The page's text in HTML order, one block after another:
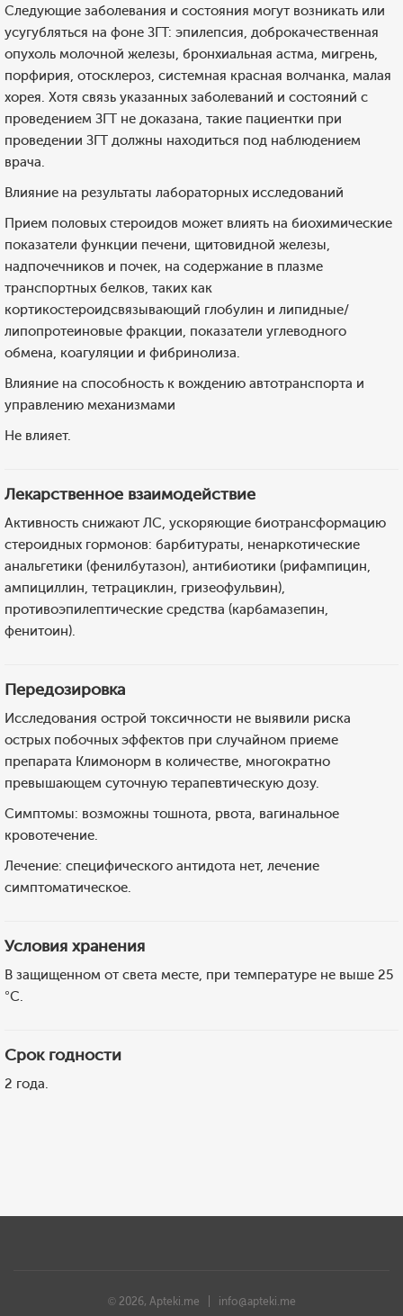
Следующие заболевания и состояния могут возникать или
усугубляться на фоне ЗГТ: эпилепсия, доброкачественная
опухоль молочной железы, бронхиальная астма, мигрень,
порфирия, отосклероз, системная красная волчанка, малая
хорея. Хотя связь указанных заболеваний и состояний с
проведением ЗГТ не доказана, такие пациентки при
проведении ЗГТ должны находиться под наблюдением
врача.
Влияние на результаты лабораторных исследований
Прием половых стероидов может влиять на биохимические
показатели функции печени, щитовидной железы,
надпочечников и почек, на содержание в плазме
транспортных белков, таких как
кортикостероидсвязывающий глобулин и липидные/
липопротеиновые фракции, показатели углеводного
обмена, коагуляции и фибринолиза.
Влияние на способность к вождению автотранспорта и
управлению механизмами
Не влияет.
Лекарственное взаимодействие
Активность снижают ЛС, ускоряющие биотрансформацию
стероидных гормонов: барбитураты, ненаркотические
анальгетики (фенилбутазон), антибиотики (рифампицин,
ампициллин, тетрациклин, гризеофульвин),
противоэпилептические средства (карбамазепин,
фенитоин).
Передозировка
Исследования острой токсичности не выявили риска
острых побочных эффектов при случайном приеме
препарата Климонорм в количестве, многократно
превышающем суточную терапевтическую дозу.
Симптомы: возможны тошнота, рвота, вагинальное
кровотечение.
Лечение: специфического антидота нет, лечение
симптоматическое.
Условия хранения
В защищенном от света месте, при температуре не выше 25
°C.
Срок годности
2 года.
© 2026, Apteki.me | info@apteki.me